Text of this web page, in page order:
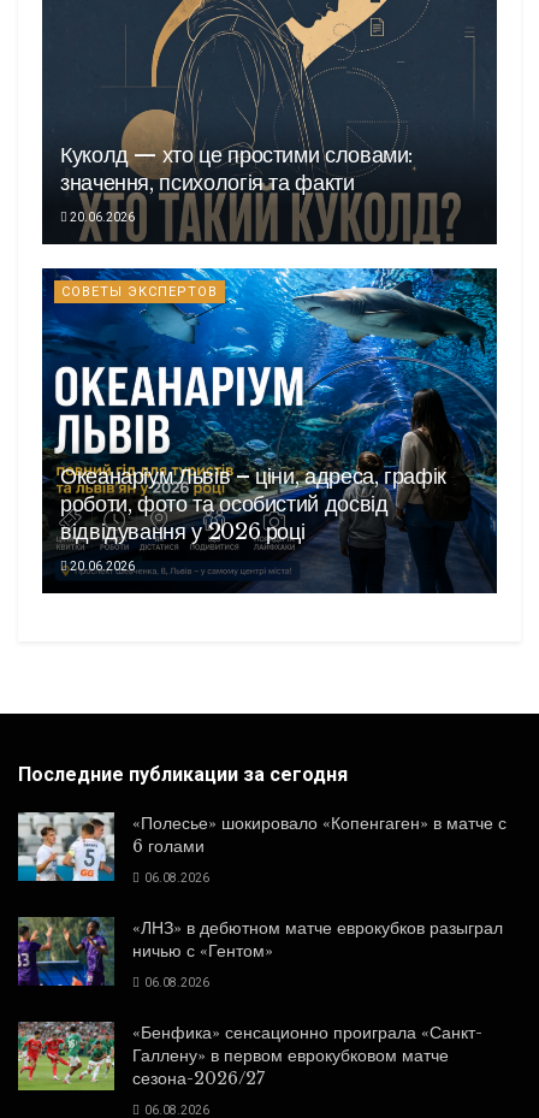
Куколд — хто це простими словами:
значення, психологія та факти
20.06.2026
СОВЕТЫ ЭКСПЕРТОВ
Океанаріум Львів – ціни, адреса, графік
роботи, фото та особистий досвід
відвідування у 2026 році
20.06.2026
Последние публикации за сегодня
«Полесье» шокировало «Копенгаген» в матче с
6 голами
06.08.2026
«ЛНЗ» в дебютном матче еврокубков разыграл
ничью с «Гентом»
06.08.2026
«Бенфика» сенсационно проиграла «Санкт-
Галлену» в первом еврокубковом матче
сезона-2026/27
06.08.2026